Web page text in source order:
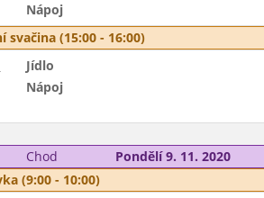
Nápoj
svačina (15:00 - 16:00)
Jídlo
Nápoj
Chod Pondělí 9. 11. 2020
(9:00 - 10:00)